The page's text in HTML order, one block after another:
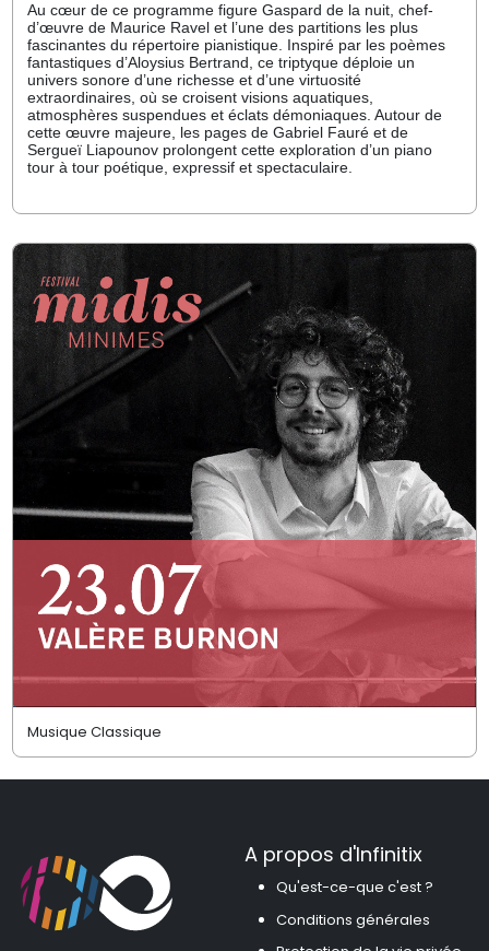
Au cœur de ce programme figure Gaspard de la nuit, chef-
d’œuvre de Maurice Ravel et l’une des partitions les plus
fascinantes du répertoire pianistique. Inspiré par les poèmes
fantastiques d’Aloysius Bertrand, ce triptyque déploie un
univers sonore d’une richesse et d’une virtuosité
extraordinaires, où se croisent visions aquatiques,
atmosphères suspendues et éclats démoniaques. Autour de
cette œuvre majeure, les pages de Gabriel Fauré et de
Sergueï Liapounov prolongent cette exploration d’un piano
tour à tour poétique, expressif et spectaculaire.
Musique Classique
A propos d'Infinitix
Qu'est-ce-que c'est ?
Conditions générales